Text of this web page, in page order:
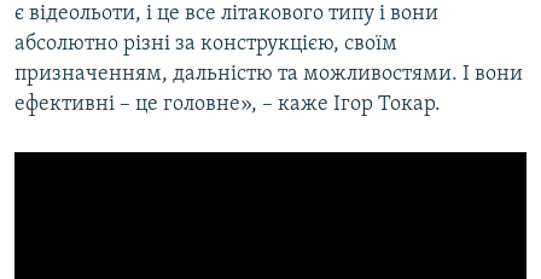
є відеольоти, і це все літакового типу і вони
абсолютно різні за конструкцією, своїм
призначенням, дальністю та можливостями. І вони
ефективні – це головне», – каже Ігор Токар.